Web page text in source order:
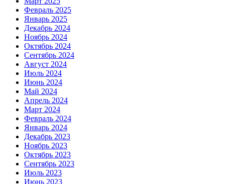
Февраль 2025
Январь 2025
Декабрь 2024
Ноябрь 2024
Октябрь 2024
Сентябрь 2024
Август 2024
Июль 2024
Июнь 2024
Май 2024
Апрель 2024
Март 2024
Февраль 2024
Январь 2024
Декабрь 2023
Ноябрь 2023
Октябрь 2023
Сентябрь 2023
Июль 2023
Июнь 2023